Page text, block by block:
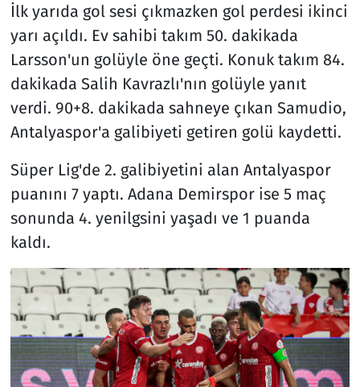
İlk yarıda gol sesi çıkmazken gol perdesi ikinci
yarı açıldı. Ev sahibi takım 50. dakikada
Larsson'un golüyle öne geçti. Konuk takım 84.
dakikada Salih Kavrazlı'nın golüyle yanıt
verdi. 90+8. dakikada sahneye çıkan Samudio,
Antalyaspor'a galibiyeti getiren golü kaydetti.
Süper Lig'de 2. galibiyetini alan Antalyaspor
puanını 7 yaptı. Adana Demirspor ise 5 maç
sonunda 4. yenilgsini yaşadı ve 1 puanda
kaldı.
Teknoloji ve Bilim
Televizyon